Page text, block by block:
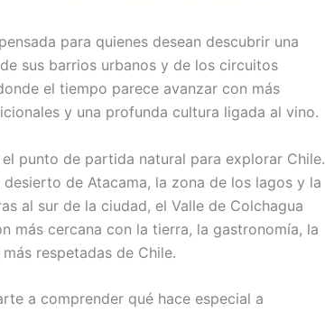
para quienes desean descubrir una
sus barrios urbanos y de los circuitos
el tiempo parece avanzar con más
y una profunda cultura ligada al vino.
punto de partida natural para explorar Chile.
de Atacama, la zona de los lagos y la
al sur de la ciudad, el Valle de Colchagua
más cercana con la tierra, la gastronomía, la
respetadas de Chile.
a comprender qué hace especial a